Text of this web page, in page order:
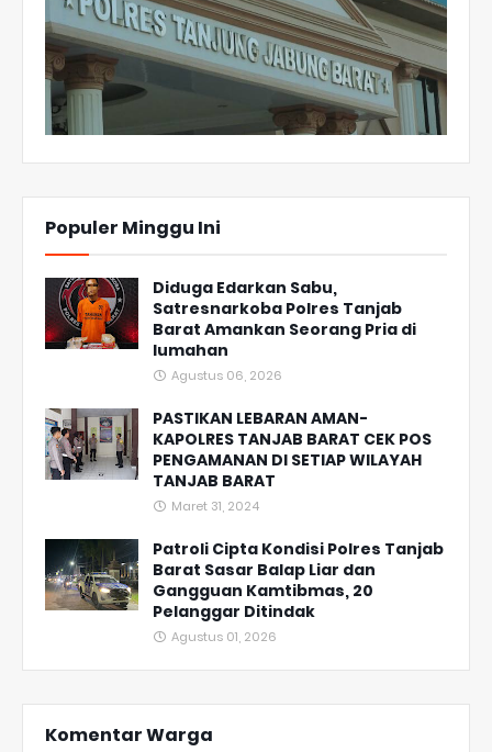
Populer Minggu Ini
Diduga Edarkan Sabu,
Satresnarkoba Polres Tanjab
Barat Amankan Seorang Pria di
lumahan
Agustus 06, 2026
PASTIKAN LEBARAN AMAN-
KAPOLRES TANJAB BARAT CEK POS
PENGAMANAN DI SETIAP WILAYAH
TANJAB BARAT
Maret 31, 2024
Patroli Cipta Kondisi Polres Tanjab
Barat Sasar Balap Liar dan
Gangguan Kamtibmas, 20
Pelanggar Ditindak
Agustus 01, 2026
Komentar Warga